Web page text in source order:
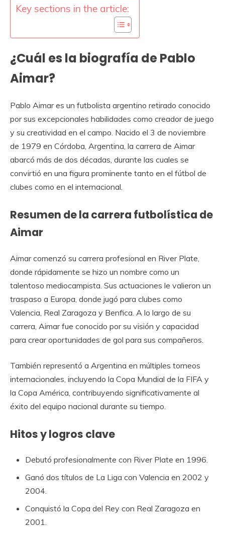
Key sections in the article:
¿Cuál es la biografía de Pablo
Aimar?
Pablo Aimar es un futbolista argentino retirado conocido
por sus excepcionales habilidades como creador de juego
y su creatividad en el campo. Nacido el 3 de noviembre
de 1979 en Córdoba, Argentina, la carrera de Aimar
abarcó más de dos décadas, durante las cuales se
convirtió en una figura prominente tanto en el fútbol de
clubes como en el internacional.
Resumen de la carrera futbolística de
Aimar
Aimar comenzó su carrera profesional en River Plate,
donde rápidamente se hizo un nombre como un
talentoso mediocampista. Sus actuaciones le valieron un
traspaso a Europa, donde jugó para clubes como
Valencia, Real Zaragoza y Benfica. A lo largo de su
carrera, Aimar fue conocido por su visión y capacidad
para crear oportunidades de gol para sus compañeros.
También representó a Argentina en múltiples torneos
internacionales, incluyendo la Copa Mundial de la FIFA y
la Copa América, contribuyendo significativamente al
éxito del equipo nacional durante su tiempo.
Hitos y logros clave
Debutó profesionalmente con River Plate en 1996.
Ganó dos títulos de La Liga con Valencia en 2002 y
2004.
Conquistó la Copa del Rey con Real Zaragoza en
2001.